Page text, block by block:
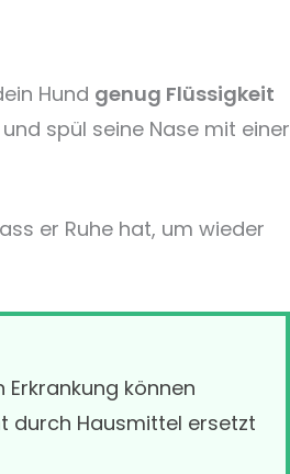
Hund genug Flüssigkeit
spül seine Nase mit einer
er Ruhe hat, um wieder
Erkrankung können
durch Hausmittel ersetzt